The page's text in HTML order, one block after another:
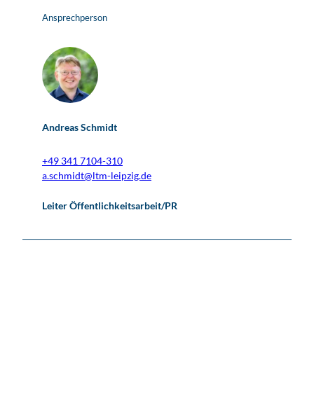
Ansprechperson
Andreas Schmidt
+49 341 7104-310
a.schmidt@ltm-leipzig.de
Leiter Öffentlichkeitsarbeit/PR